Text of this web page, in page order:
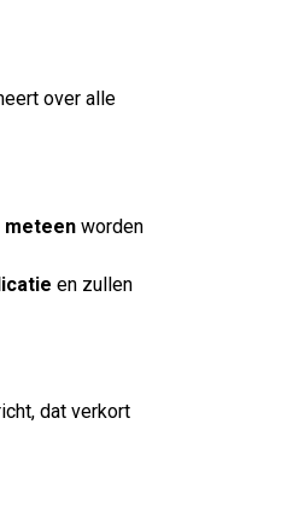
over alle
meteen worden
en zullen
dat verkort